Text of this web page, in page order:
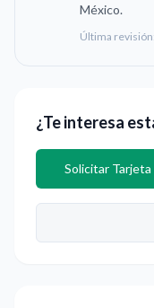
México.
Última revisión:
¿Te interesa
Solicitar Tarjeta